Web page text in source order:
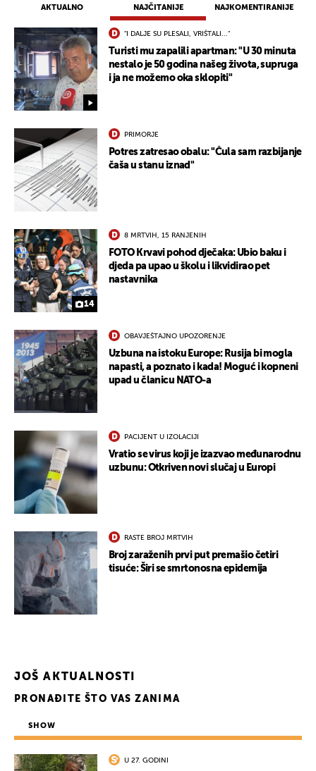
AKTUALNO NAJČITANIJE NAJKOMENTIRANIJE
"I DALJE SU PLESALI, VRIŠTALI..."
Turisti mu zapalili apartman: "U 30 minuta
nestalo je 50 godina našeg života, supruga
i ja ne možemo oka sklopiti"
PRIMORJE
Potres zatresao obalu: "Čula sam razbijanje
čaša u stanu iznad"
14
8 MRTVIH, 15 RANJENIH
FOTO Krvavi pohod dječaka: Ubio baku i
djeda pa upao u školu i likvidirao pet
nastavnika
OBAVJEŠTAJNO UPOZORENJE
Uzbuna na istoku Europe: Rusija bi mogla
napasti, a poznato i kada! Moguć i kopneni
upad u članicu NATO-a
PACIJENT U IZOLACIJI
Vratio se virus koji je izazvao međunarodnu
uzbunu: Otkriven novi slučaj u Europi
RASTE BROJ MRTVIH
Broj zaraženih prvi put premašio četiri
tisuće: Širi se smrtonosna epidemija
JOŠ AKTUALNOSTI
PRONAĐITE ŠTO VAS ZANIMA
SHOW
U 27. GODINI